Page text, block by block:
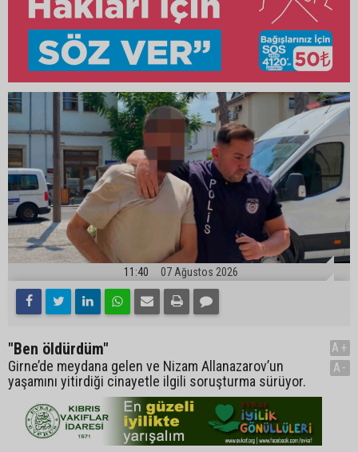
11:40 07 Ağustos 2026
"Ben öldürdüm"
Girne’de meydana gelen ve Nizam Allanazarov’un
yaşamını yitirdiği cinayetle ilgili soruşturma sürüyor.
A+
A-